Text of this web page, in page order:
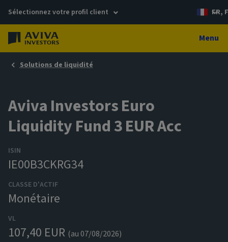
Sélectionnez votre profil client FR,
Menu
Solutions de liquidité
Aviva Investors Euro
Liquidity Fund 3 EUR Acc
ISIN
IE00B3CKRG34
CLASSE D'ACTIF
Monétaire
VL
107,40 EUR (au 07/08/2026)